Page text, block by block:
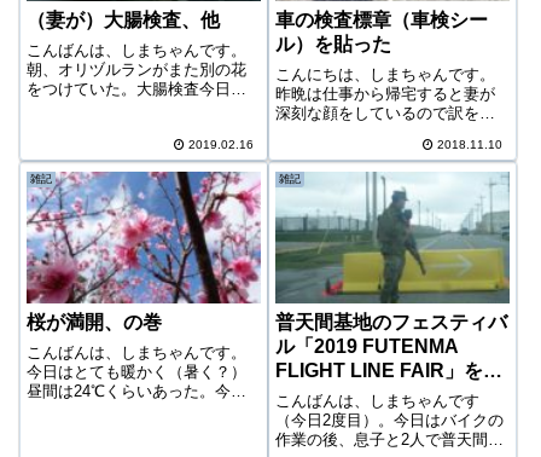
（妻が）大腸検査、他
こんばんは、しまちゃんです。
朝、オリヅルランがまた別の花
をつけていた。大腸検査今日は
度目。初回はもう何年も前だけ
ど、終わった後にかなりの激痛
だったらしい（腹痛）。2回目は
痛みが少ない...
2019.02.16
車の検査標章（車検シー
ル）を貼った
こんにちは、しまちゃんです。
昨晩は仕事から帰宅すると妻が
深刻な顔をしているので訳を聞
と。不動産屋の時間外の連絡先
に電話済みで、到着を待ってい
るとのことだった。その後11時
くらいにやってきた不動産屋さ
んのおじさんは...
2018.11.10
雑記
桜が満開、の巻
こんばんは、しまちゃんです。
今日はとても暖かく（暑く？）
昼間は24℃くらいあった。今日
雑記
普天間基地のフェスティバ
ル「2019 FUTENMA
FLIGHT LINE FAIR」を見
に行く
こんばんは、しまちゃんです
（今日2度目）。今日はバイクの
作業の後、息子と2人で普天間基